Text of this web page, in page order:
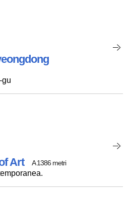
gu
Art A 1386 metri